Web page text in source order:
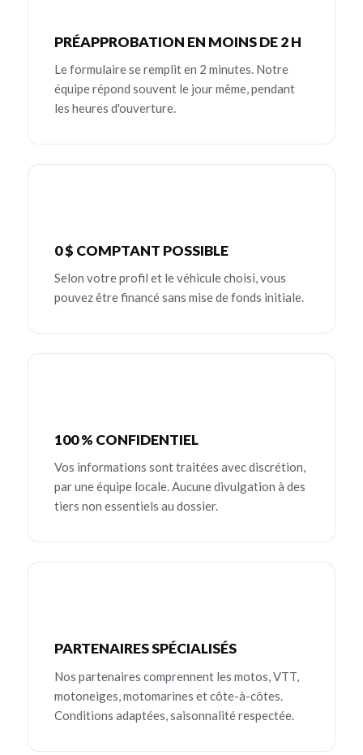
PRÉAPPROBATION EN MOINS DE 2 H
Le formulaire se remplit en 2 minutes. Notre
équipe répond souvent le jour même, pendant
les heures d'ouverture.
0 $ COMPTANT POSSIBLE
Selon votre profil et le véhicule choisi, vous
pouvez être financé sans mise de fonds initiale.
100 % CONFIDENTIEL
Vos informations sont traitées avec discrétion,
par une équipe locale. Aucune divulgation à des
tiers non essentiels au dossier.
PARTENAIRES SPÉCIALISÉS
Nos partenaires comprennent les motos, VTT,
motoneiges, motomarines et côte-à-côtes.
Conditions adaptées, saisonnalité respectée.